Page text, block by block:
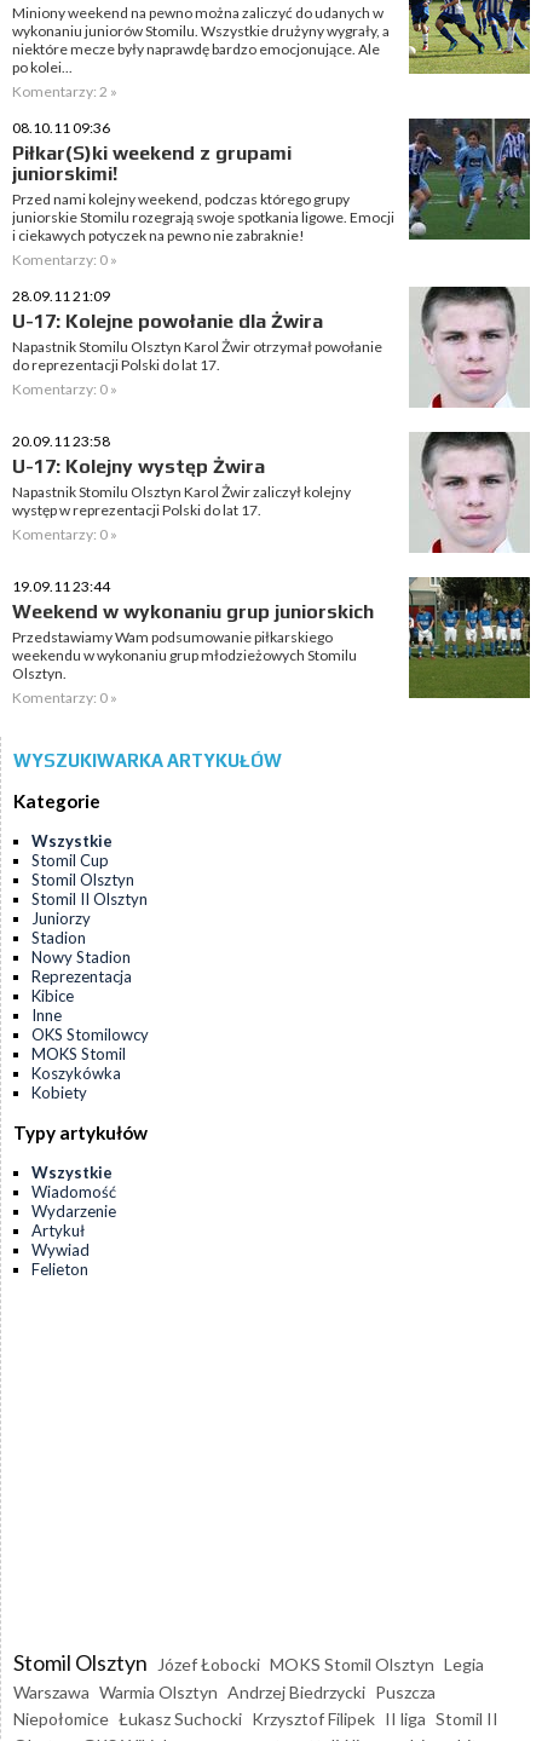
Miniony weekend na pewno można zaliczyć do udanych w
wykonaniu juniorów Stomilu. Wszystkie drużyny wygrały, a
niektóre mecze były naprawdę bardzo emocjonujące. Ale
po kolei...
Komentarzy: 2 »
08.10.11 09:36
Piłkar(S)ki weekend z grupami
juniorskimi!
Przed nami kolejny weekend, podczas którego grupy
juniorskie Stomilu rozegrają swoje spotkania ligowe. Emocji
i ciekawych potyczek na pewno nie zabraknie!
Komentarzy: 0 »
28.09.11 21:09
U-17: Kolejne powołanie dla Żwira
Napastnik Stomilu Olsztyn Karol Żwir otrzymał powołanie
do reprezentacji Polski do lat 17.
Komentarzy: 0 »
20.09.11 23:58
U-17: Kolejny występ Żwira
Napastnik Stomilu Olsztyn Karol Żwir zaliczył kolejny
występ w reprezentacji Polski do lat 17.
Komentarzy: 0 »
19.09.11 23:44
Weekend w wykonaniu grup juniorskich
Przedstawiamy Wam podsumowanie piłkarskiego
weekendu w wykonaniu grup młodzieżowych Stomilu
Olsztyn.
Komentarzy: 0 »
WYSZUKIWARKA ARTYKUŁÓW
Kategorie
Wszystkie
Stomil Cup
Stomil Olsztyn
Stomil II Olsztyn
Juniorzy
Stadion
Nowy Stadion
Reprezentacja
Kibice
Inne
OKS Stomilowcy
MOKS Stomil
Koszykówka
Kobiety
Typy artykułów
Wszystkie
Wiadomość
Wydarzenie
Artykuł
Wywiad
Felieton
Stomil Olsztyn Józef Łobocki MOKS Stomil Olsztyn Legia
Warszawa Warmia Olsztyn Andrzej Biedrzycki Puszcza
Niepołomice Łukasz Suchocki Krzysztof Filipek II liga Stomil II